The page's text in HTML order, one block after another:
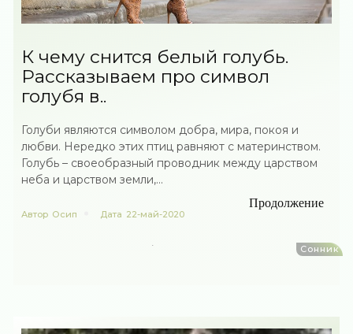
К чему снится белый голубь.
Рассказываем про символ
голубя в..
Голуби являются символом добра, мира, покоя и
любви. Нередко этих птиц равняют с материнством.
Голубь – своеобразный проводник между царством
неба и царством земли,...
Продолжение
Автор Осип Дата 22-май-2020
Сонник